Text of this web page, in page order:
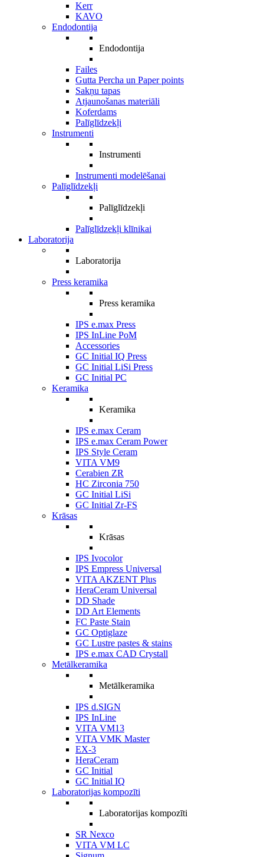
Kerr
KAVO
Endodontija
Endodontija
Failes
Gutta Percha un Paper points
Sakņu tapas
Atjaunošanas materiāli
Koferdams
Palīglīdzekļi
Instrumenti
Instrumenti
Instrumenti modelēšanai
Palīglīdzekļi
Palīglīdzekļi
Palīglīdzekļi klīnikai
Laboratorija
Laboratorija
Press keramika
Press keramika
IPS e.max Press
IPS InLine PoM
Accessories
GC Initial IQ Press
GC Initial LiSi Press
GC Initial PC
Keramika
Keramika
IPS e.max Ceram
IPS e.max Ceram Power
IPS Style Ceram
VITA VM9
Cerabien ZR
HC Zirconia 750
GC Initial LiSi
GC Initial Zr-FS
Krāsas
Krāsas
IPS Ivocolor
IPS Empress Universal
VITA AKZENT Plus
HeraCeram Universal
DD Shade
DD Art Elements
FC Paste Stain
GC Optiglaze
GC Lustre pastes & stains
IPS e.max CAD Crystall
Metālkeramika
Metālkeramika
IPS d.SIGN
IPS InLine
VITA VM13
VITA VMK Master
EX-3
HeraCeram
GC Initial
GC Initial IQ
Laboratorijas kompozīti
Laboratorijas kompozīti
SR Nexco
VITA VM LC